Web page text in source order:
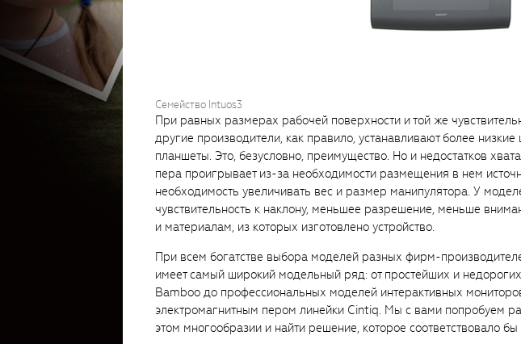
Семейство Intuos3
При равных размерах рабочей поверхности и той же
другие производители, как правило, устанавливают более
планшеты. Это, безусловно, преимущество. Но и недостатков
пера проигрывает из-за необходимости размещения в нем
необходимость увеличивать вес и размер манипулятора. У
чувствительность к наклону, меньшее разрешение, меньше
и материалам, из которых изготовлено устройство.
При всем богатстве выбора моделей разных фирм-
имеет самый широкий модельный ряд: от простейших и
Bamboo до профессиональных моделей интерактивных
электромагнитным пером линейки Cintiq. Мы с вами попробуем
этом многообразии и найти решение, которое соответствовало